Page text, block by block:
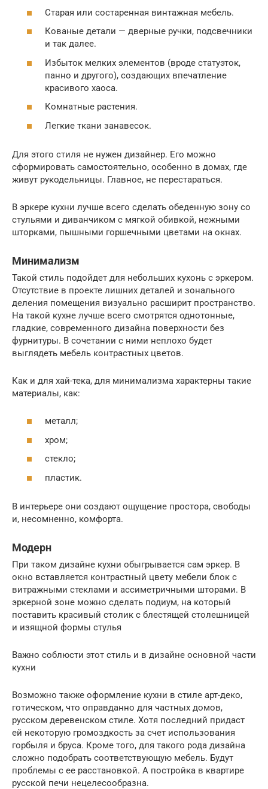
Старая или состаренная винтажная мебель.
Кованые детали — дверные ручки, подсвечники
и так далее.
Избыток мелких элементов (вроде статуэток,
панно и другого), создающих впечатление
красивого хаоса.
Комнатные растения.
Легкие ткани занавесок.
Для этого стиля не нужен дизайнер. Его можно
сформировать самостоятельно, особенно в домах, где
живут рукодельницы. Главное, не перестараться.
В эркере кухни лучше всего сделать обеденную зону со
стульями и диванчиком с мягкой обивкой, нежными
шторками, пышными горшечными цветами на окнах.
Минимализм
Такой стиль подойдет для небольших кухонь с эркером.
Отсутствие в проекте лишних деталей и зонального
деления помещения визуально расширит пространство.
На такой кухне лучше всего смотрятся однотонные,
гладкие, современного дизайна поверхности без
фурнитуры. В сочетании с ними неплохо будет
выглядеть мебель контрастных цветов.
Как и для хай-тека, для минимализма характерны такие
материалы, как:
металл;
хром;
стекло;
пластик.
В интерьере они создают ощущение простора, свободы
и, несомненно, комфорта.
Модерн
При таком дизайне кухни обыгрывается сам эркер. В
окно вставляется контрастный цвету мебели блок с
витражными стеклами и ассиметричными шторами. В
эркерной зоне можно сделать подиум, на который
поставить красивый столик с блестящей столешницей
и изящной формы стулья
Важно соблюсти этот стиль и в дизайне основной части
кухни
Возможно также оформление кухни в стиле арт-деко,
готическом, что оправданно для частных домов,
русском деревенском стиле. Хотя последний придаст
ей некоторую громоздкость за счет использования
горбыля и бруса. Кроме того, для такого рода дизайна
сложно подобрать соответствующую мебель. Будут
проблемы с ее расстановкой. А постройка в квартире
русской печи нецелесообразна.